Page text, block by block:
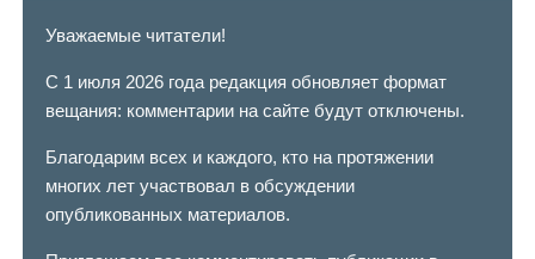
Уважаемые читатели!
С 1 июля 2026 года редакция обновляет формат
вещания: комментарии на сайте будут отключены.
Благодарим всех и каждого, кто на протяжении
многих лет участвовал в обсуждении
опубликованных материалов.